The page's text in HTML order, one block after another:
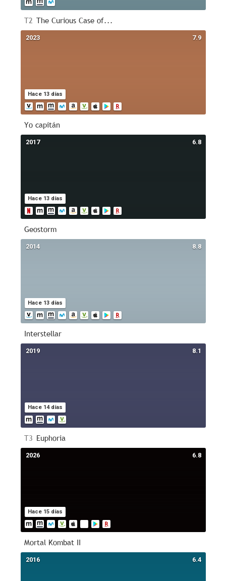
T2 The Curious Case of...
7.9
Hace 13 días
2023
Yo capitán
6.8
Hace 13 días
2017
Geostorm
8.8
Hace 13 días
2014
Interstellar
8.1
Hace 14 días
2019
T3 Euphoria
6.8
Hace 15 días
2026
Mortal Kombat II
6.4
2016